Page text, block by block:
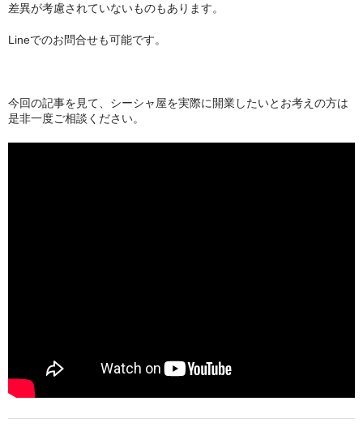
差異が考慮されていないものもあります。
Lineでのお問合せも可能です。
今回の記事を見て、シーシャ屋を実際に開業したいとお考えの方は
是非一度ご相談ください。